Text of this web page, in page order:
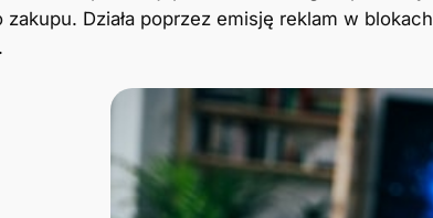
Działa poprzez emisję reklam w